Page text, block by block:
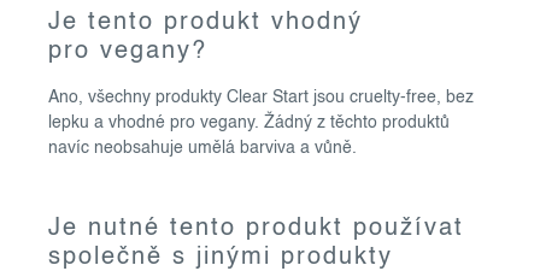
Je tento produkt vhodný
pro vegany?
Ano, všechny produkty Clear Start jsou cruelty-free, bez
lepku a vhodné pro vegany. Žádný z těchto produktů
navíc neobsahuje umělá barviva a vůně.
Je nutné tento produkt používat
společně s jinými produkty